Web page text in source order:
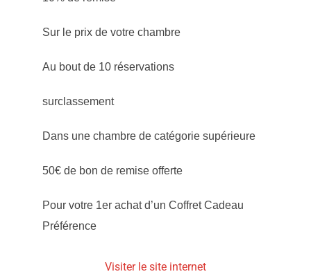
Sur le prix de votre chambre
Au bout de 10 réservations
surclassement
Dans une chambre de catégorie supérieure
50€ de bon de remise offerte
Pour votre 1er achat d’un Coffret Cadeau
Préférence
Visiter le site internet